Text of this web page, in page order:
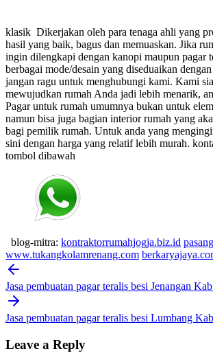
klasik Dikerjakan oleh para tenaga ahli yang
hasil yang baik, bagus dan memuaskan. Jika
ingin dilengkapi dengan kanopi maupun pagar
berbagai mode/desain yang diseduaikan
jangan ragu untuk menghubungi kami. Kami
mewujudkan rumah Anda jadi lebih menarik,
Pagar untuk rumah umumnya bukan untuk
namun bisa juga bagian interior rumah yang
bagi pemilik rumah. Untuk anda yang
sini dengan harga yang relatif lebih murah.
tombol dibawah
blog-mitra: kontraktorrumahjogja.biz.id
www.tukangkolamrenang.com
Post
navigation
Jasa pembuatan pagar teralis besi Jenangan
Jasa pembuatan pagar teralis besi Lumbang
Leave a Reply